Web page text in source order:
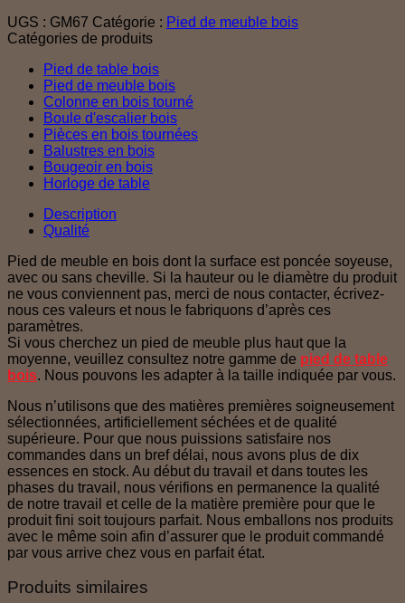
UGS : GM67 Catégorie : Pied de meuble bois
Catégories de produits
Pied de table bois
Pied de meuble bois
Colonne en bois tourné
Boule d'escalier bois
Pièces en bois tournées
Balustres en bois
Bougeoir en bois
Horloge de table
Description
Qualité
Pied de meuble en bois dont la surface est poncée soyeuse,
avec ou sans cheville. Si la hauteur ou le diamètre du produit
ne vous conviennent pas, merci de nous contacter, écrivez-
nous ces valeurs et nous le fabriquons d’après ces
paramètres.
Si vous cherchez un pied de meuble plus haut que la
moyenne, veuillez consultez notre gamme de pied de table
bois. Nous pouvons les adapter à la taille indiquée par vous.
Nous n’utilisons que des matières premières soigneusement
sélectionnées, artificiellement séchées et de qualité
supérieure. Pour que nous puissions satisfaire nos
commandes dans un bref délai, nous avons plus de dix
essences en stock. Au début du travail et dans toutes les
phases du travail, nous vérifions en permanence la qualité
de notre travail et celle de la matière première pour que le
produit fini soit toujours parfait. Nous emballons nos produits
avec le même soin afin d’assurer que le produit commandé
par vous arrive chez vous en parfait état.
Produits similaires